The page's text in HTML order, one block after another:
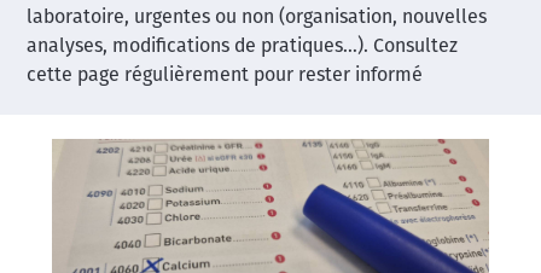
laboratoire, urgentes ou non (organisation, nouvelles
analyses, modifications de pratiques…). Consultez
cette page régulièrement pour rester informé